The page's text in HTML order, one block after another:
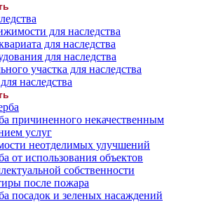
для наследства
для наследства
для наследства
участка для наследства
наследства
причиненного некачественным
услуг
неотделимых улучшений
от использования объектов
собственности
после пожара
посадок и зеленых насаждений